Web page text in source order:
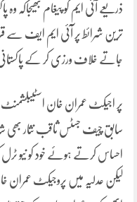
ذریعے آئی ایم کو پیغام بھیجاکہ
ترین شرائط پر آئی ایم ایف سے
جاتے خلاف ورزی کر کے پاکستانی
پر اجیکٹ عمران خان اسٹیبلشمنٹ
سابق چیف جسٹس ثاقب نثار بھی
احساس کرتے ہوئے خود کو نیو ٹرل
لیکن عدلیہ میں پروجیکٹ